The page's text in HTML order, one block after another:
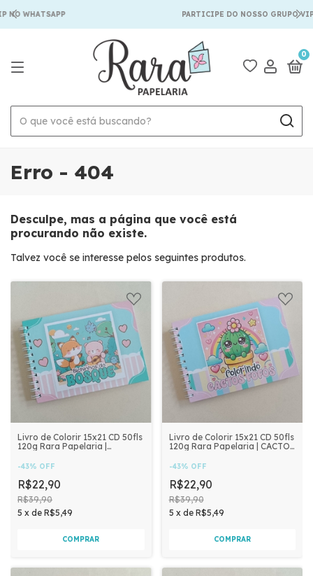
NO WHATSAPP PARTICIPE DO NOSSO GRUPO VIP
0
Erro - 404
Desculpe, mas a página que você está
procurando não existe.
Talvez você se interesse pelos seguintes produtos.
Livro de Colorir 15x21 CD 50fls
120g Rara Papelaria |
-43% OFF
R$22,90
R$39,90
5 x de R$5,49
Livro de Colorir 15x21 CD 50fls
120g Rara Papelaria | CACTOS
-43% OFF
R$22,90
R$39,90
5 x de R$5,49